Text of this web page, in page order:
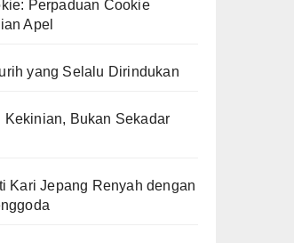
Perpaduan Cookie
Apel
yang Selalu Dirindukan
Kekinian, Bukan Sekadar
Kari Jepang Renyah dengan